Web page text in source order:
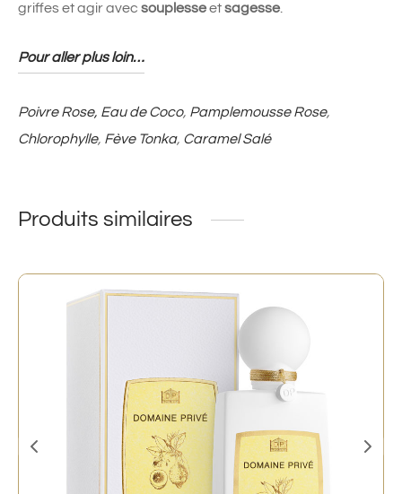
griffes et agir avec souplesseetsagesse.
Pour aller plus loin…
Poivre Rose, Eau de Coco, Pamplemousse Rose,
Chlorophylle, Fève Tonka, Caramel Salé
Produits similaires